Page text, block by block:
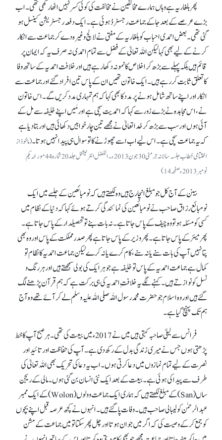
پھر بلغاریہ ہے وہاں ہمارے مخالفین نے مخالفت کی کوئی کسر نہیں اٹھا رکھی تھی۔ اب
بڑے عرصے کے بعد جا کے جماعت رجسٹرڈ ہوئی ہے۔ ایک دفعہ رجسٹریشن کینسل ہو
گئی تھی۔ بعض احمدی احباب کو بلغاریہ کے مفتی نے لالچ وغیرہ دے کر جماعت سے انکار
کرنے کے لیے بھی کہا لیکن اللہ تعالیٰ کے فضل سے تمام احمدی نہ صرف یہ کہ ایمان پر
قائم ہیں بلکہ پہلے سے بڑھ کر اخلاص کا نمونہ دکھا رہے ہیں اور خلافت احمدیہ کے ساتھ وفا
کا تعلق ثابت کر رہے ہیں۔ ایک خاتون تھیں ان کے پاس تین افراد گئے اور جماعت سے
انکار اور اپنے ساتھ شامل ہونے پر مدد کا بھی کہا کہ ہم تمہاری مدد کریں گے۔ اس خاتون
نے، اس مجاہدہ نے بڑے زور سے کہا کہ احمدیت سچی ہے اور مَیں اپنے خلیفہ سے مل کے
آئی ہوں اور سب سے بڑھ کر خداتعالیٰ نے مجھے تین چار خوابیں دکھائی ہیں اور بتا دیا ہے
کہ یہ جماعت سچی ہے۔ اس لیے اب اسے چھوڑنے کا تو سوال ہی پیدا نہیں ہوتا۔(ماخوذ از
اختتامی خطاب جلسہ سالانہ جرمنی 30 جون 2013ء۔ الفضل انٹرنیشنل جلد 20 شمارہ 44مورخہ یکم
نومبر 2013ء صفحہ 14)
بینن کے آج کل جو مبلغ انچارج ہیں وہ لکھتے ہیں کہ نومبائعین کے جلسے میں ایک
نومبائع رزاق صاحب نے نومبائعین کی نمائندگی کرتے ہوئے کہا کہ دنیا کے نظام میں
کسی کو مسئلہ ہو تو وہ چیف کے پاس جاتا ہے۔ نہ بات بنے تو تحصیلدار کے پاس جاتا ہے۔
پھر میئر کے پاس جاتا ہے۔ پھر وزیر کے پاس جاتا ہے پھر صدر مملکت کے پاس اور وہ بھی
پتا نہیں آپ کی بات سنے یا نہ سنے، کام کرے یا نہ کرے لیکن جماعت احمدیہ کا نظام تو
کمال ہے جماعت احمدیہ کے پاس تو خلیفہ ہے جو ہر ایک کی بولی سمجھتے ہیں اور ہر رنگ و
نسل کو نوازتے ہیں۔ کہنے لگے یہ خلافتِ احمدیہ کی ہی برکت ہے کہ ہم قرآن پڑھنے لگ
گئے ہیں اور وہ اسلام جو حضرت محمد رسول اللہ صلی اللہ علیہ وسلم لے کر آئے تھے وہ آج
ہم تک پہنچ گیا ہے۔
فرانس سے لیلیٰ صاحبہ کہتی ہیں میں نے 2017ء میں بیعت کی تھی۔ ہرصبح آپ کا خط
پڑھتی ہوں جس نے میری زندگی بدل کے رکھ دی ہے۔ آپ کی حفاظت اور تائید اور
نصرت کے لیے تمام نمازوں میں دعا کرتی ہوں۔ اب یہ دعا کی تحریک بھی اللہ تعالیٰ کی
طرف سے پیدا کی ہوئی ہے۔ بیعت کے بعد ایک نئی انسان بن گئی ہوں۔ مالی کے ریجن
ساں (San) کے مبلغ لکھتے ہیں کہ ہماری ایک جماعت وولوں (Wolon) کے ایک ممبر
عبدالرحمٰن کولیبالی صاحب ہیں۔ وفات پا گئے ہیں۔ انہوں نے کچھ عرصہ قبل اپنے بچوں
کو جمع کر کے وصیت کی کہ اگر میں جوان ہوتا اور چل پھر سکتا تو میں جماعت کے مشن